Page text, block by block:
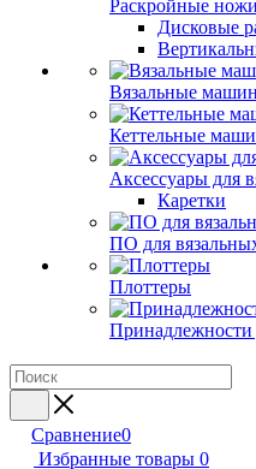
Раскройные ножи
Дисковые
Вязальные
Кеттельные
Аксессуары для
Каретки
ПО для
Плоттеры
Принадлежности
Сравнение0
Избранные товары 0